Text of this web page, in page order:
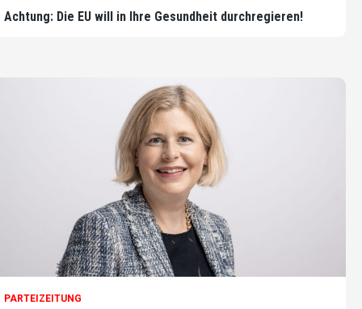
Achtung: Die EU will in Ihre Gesundheit durchregieren!
PARTEIZEITUNG